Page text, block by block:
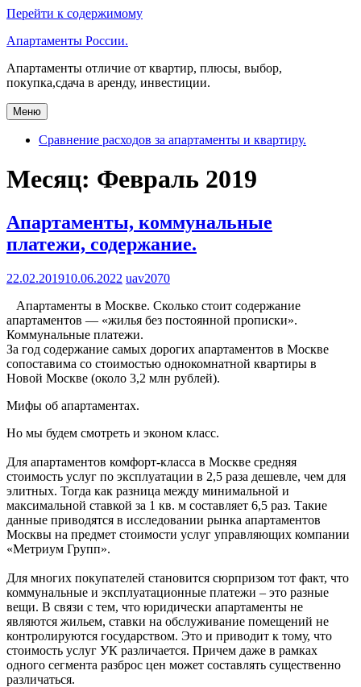
Перейти к содержимому
Апартаменты России.
Апартаменты отличие от квартир, плюсы, выбор,
покупка,сдача в аренду, инвестиции.
Меню
Сравнение расходов за апартаменты и квартиру.
Месяц: Февраль 2019
Апартаменты, коммунальные
платежи, содержание.
22.02.201910.06.2022 uav2070
Апартаменты в Москве. Сколько стоит содержание
апартаментов — «жилья без постоянной прописки».
Коммунальные платежи.
За год содержание самых дорогих апартаментов в Москве
сопоставима со стоимостью однокомнатной квартиры в
Новой Москве (около 3,2 млн рублей).
Мифы об апартаментах.
Но мы будем смотреть и эконом класс.
Для апартаментов комфорт-класса в Москве средняя
стоимость услуг по эксплуатации в 2,5 раза дешевле, чем для
элитных. Тогда как разница между минимальной и
максимальной ставкой за 1 кв. м составляет 6,5 раз. Такие
данные приводятся в исследовании рынка апартаментов
Москвы на предмет стоимости услуг управляющих компании
«Метриум Групп».
Для многих покупателей становится сюрпризом тот факт, что
коммунальные и эксплуатационные платежи – это разные
вещи. В связи с тем, что юридически апартаменты не
являются жильем, ставки на обслуживание помещений не
контролируются государством. Это и приводит к тому, что
стоимость услуг УК различается. Причем даже в рамках
одного сегмента разброс цен может составлять существенно
различаться.